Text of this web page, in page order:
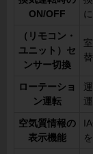
ON/OFF
（リモコン・
ユニット）セ
ンサー切換
ローテーショ
ン運転
空気質情報の
表示機能